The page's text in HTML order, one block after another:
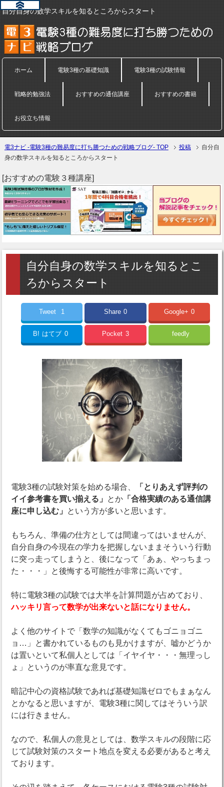
自分自身の数学スキルを知るところからスタート
ホーム 電験3種の基礎知識 電験3種の試験情報
戦略的勉強法 おすすめの通信講座 おすすめの書籍
お役立ち情報
電3ナビ -電験3種の難易度に打ち勝つための戦略ブログ- TOP 投稿
自分自
身の数学スキルを知るところからスタート
[おすすめの電験３種講座]
自分自身の数学スキルを知るとこ
ろからスタート
Tweet 1 Share 0 Google+ 0
B! はてブ 0 Pocket 3 feedly
電験3種の試験対策を始める場合、
「とりあえず評判の
イイ参考書を買い揃える」 とか 「合格実績のある通信講
座に申し込む」 という方が多いと思います。
もちろん、準備の仕方としては間違ってはいませんが、
自分自身の今現在の学力を把握しないままそういう行動
に突っ走ってしまうと、後になって「あぁ、やっちまっ
た・・・」と後悔する可能性が非常に高いです。
特に電験3種の試験では大半を計算問題が占めており、
ハッキリ言って数学が出来ないと話になりません。
よく他のサイトで「数学の知識がなくてもゴニョゴニ
ョ…」と書かれているものも見かけますが、嘘かどうか
は置いといて私個人としては「イヤイヤ・・・無理っし
ょ」というのが率直な意見です。
暗記中心の資格試験であれば基礎知識ゼロでもまぁなん
とかなると思いますが、電験3種に関してはそういう訳
には行きません。
なので、私個人の意見としては、数学スキルの段階に応
じて試験対策のスタート地点を変える必要があると考え
ております。